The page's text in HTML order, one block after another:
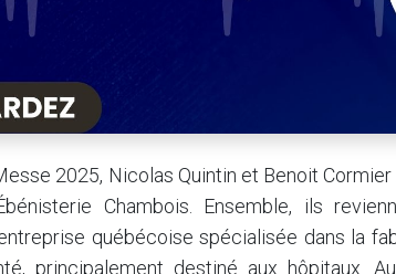
2025, Nicolas Quintin et Benoit
Chambois. Ensemble, ils
québécoise spécialisée dans la
principalement destiné aux hôpitaux.